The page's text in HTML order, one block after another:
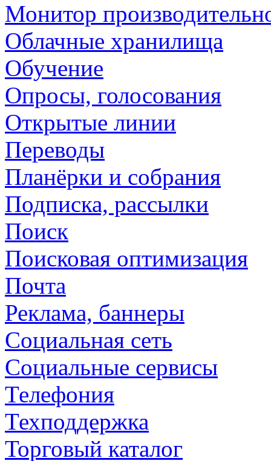
Монитор
Облачные хранилища
Обучение
Опросы, голосования
Открытые линии
Переводы
Планёрки и собрания
Подписка, рассылки
Поиск
Поисковая оптимизация
Почта
Реклама, баннеры
Социальная сеть
Социальные сервисы
Телефония
Техподдержка
Торговый каталог